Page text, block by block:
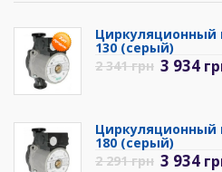
Циркуляционный
130 (серый)
2 341грн 3 934
Циркуляционный
180 (серый)
2 291грн 3 934